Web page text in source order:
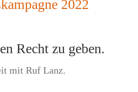
2022
Recht zu geben.
mit Ruf Lanz.